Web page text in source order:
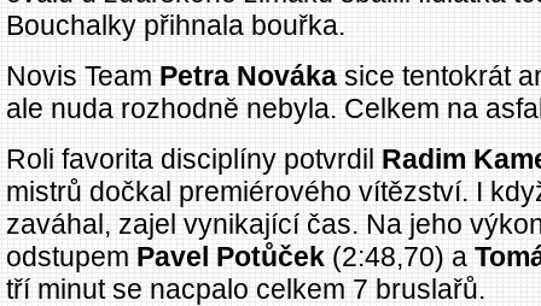
Bouchalky přihnala bouřka.
Novis Team Petra Nováka sice tentokrát
ale nuda rozhodně nebyla. Celkem na
Roli favorita disciplíny potvrdil Radim
mistrů dočkal premiérového vítězství. I
zaváhal, zajel vynikající čas. Na jeho
odstupem Pavel Potůček (2:48,70) a
tří minut se nacpalo celkem 7 bruslařů.